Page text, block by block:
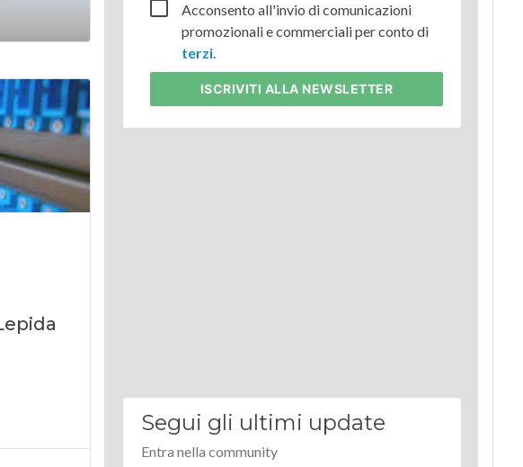
Acconsento all'invio di comunicazioni
promozionali e commerciali per conto di
terzi.
ISCRIVITI ALLA NEWSLETTER
Segui gli ultimi update
Entra nella community